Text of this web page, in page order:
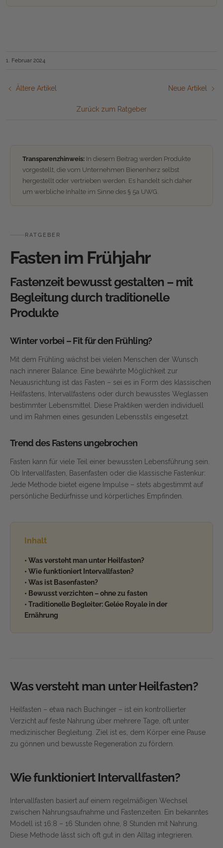
1. Februar 2024
Ältere Artikel
Zurück zum Ratgeber
Neue Artikel
Transparenzhinweis: In diesem Beitrag werden Produkte
vorgestellt, die vom Unternehmen Bienenherz selbst
hergestellt oder vertrieben werden. Es handelt sich daher
um werbliche Inhalte im Sinne des § 5a UWG.
RATGEBER
Fasten im Frühjahr
Fastenzeit bewusst gestalten – mit
Begleitung durch traditionelle
Produkte
Winter vorbei – Fit für den Frühling?
Mit dem Frühling wächst bei vielen Menschen der Wunsch
nach innerer Balance. Eine bewährte Möglichkeit zur
Neuausrichtung ist das Fasten – sei es in Form des klassischen
Heilfastens, Intervallfastens oder durch bewusstes Weglassen
bestimmter Lebensmittel. Diese Praktiken werden individuell
und im Rahmen eines gesunden Lebensstils eingesetzt.
Trend des Fastens ungebrochen
Fasten kann für viele Teil einer bewussten Lebensführung sein.
Ob Intervallfasten, Basenfasten oder die klassische Fastenkur:
Jede Methode bietet eigene Impulse – stets abgestimmt auf
persönliche Bedürfnisse und körperliches Empfinden.
Inhalt
• Was versteht man unter Heilfasten?
• Wie funktioniert Intervallfasten?
• Was ist Basenfasten?
• Bewusst verzichten – ohne zu fasten
• Traditionelle Begleiter: Gelée Royale in der
Ernährung
Was versteht man unter Heilfasten?
Heilfasten – etwa nach Buchinger – ist ein kontrollierter
Verzicht auf feste Nahrung über mehrere Tage, oft unter
medizinischer Begleitung. Ziel ist es, dem Körper eine Pause
zu gönnen und bewusste Regeneration zu fördern.
Wie funktioniert Intervallfasten?
Intervallfasten basiert auf einem regelmäßigen Wechsel
zwischen Nahrungsaufnahme und Fastenzeiten. Ein bekanntes
Modell ist 16:8 – 16 Stunden ohne, 8 Stunden mit Nahrung.
Diese Methode lässt sich oft gut in den Alltag integrieren.